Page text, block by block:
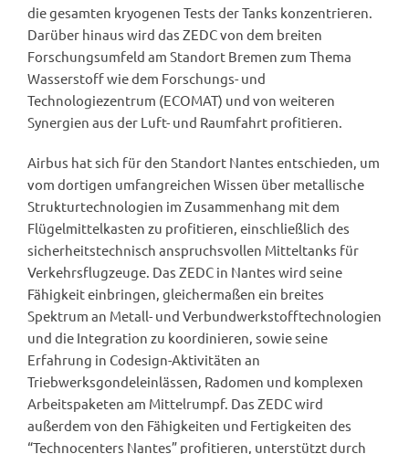
die gesamten kryogenen Tests der Tanks konzentrieren.
Darüber hinaus wird das ZEDC von dem breiten
Forschungsumfeld am Standort Bremen zum Thema
Wasserstoff wie dem Forschungs- und
Technologiezentrum (ECOMAT) und von weiteren
Synergien aus der Luft- und Raumfahrt profitieren.
Airbus hat sich für den Standort Nantes entschieden, um
vom dortigen umfangreichen Wissen über metallische
Strukturtechnologien im Zusammenhang mit dem
Flügelmittelkasten zu profitieren, einschließlich des
sicherheitstechnisch anspruchsvollen Mitteltanks für
Verkehrsflugzeuge. Das ZEDC in Nantes wird seine
Fähigkeit einbringen, gleichermaßen ein breites
Spektrum an Metall- und Verbundwerkstofftechnologien
und die Integration zu koordinieren, sowie seine
Erfahrung in Codesign-Aktivitäten an
Triebwerksgondeleinlässen, Radomen und komplexen
Arbeitspaketen am Mittelrumpf. Das ZEDC wird
außerdem von den Fähigkeiten und Fertigkeiten des
“Technocenters Nantes” profitieren, unterstützt durch